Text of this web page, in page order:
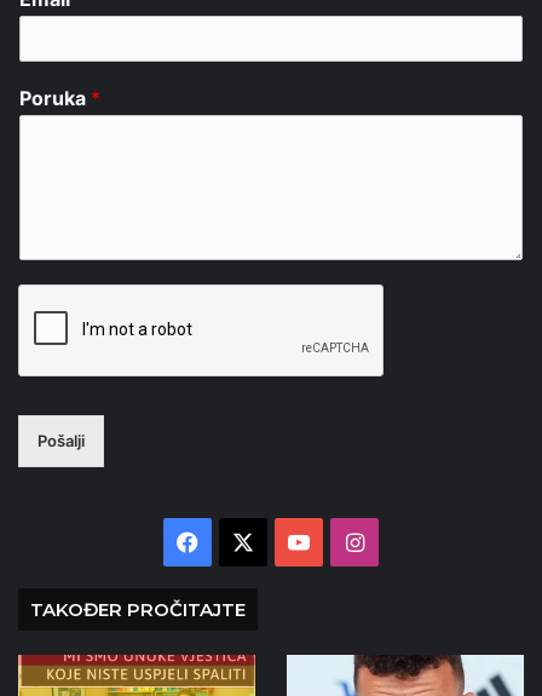
Poruka *
Pošalji
Facebook YouTubeInstagram
TAKOĐER PROČITAJTE